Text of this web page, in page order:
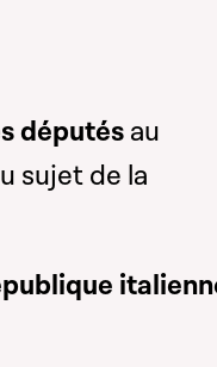
députésau
sujet de la